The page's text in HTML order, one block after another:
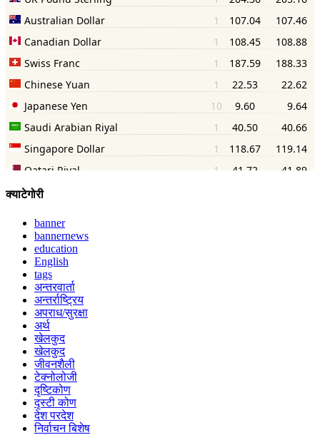
क्याटेगोरी
banner
bannernews
education
English
tags
अन्तरवार्ता
अन्तर्राष्ट्रिय
अपराध/सुरक्षा
अर्थ
खेलकुद
खेलकुद
जीवनशैली
टेक्नोलोजी
दृष्टिकोण
दृस्टी कोण
देश परदेश
निर्वाचन बिशेष